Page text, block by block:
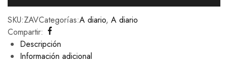
SKU:ZAVCategorías:A diario, A diario
Compartir:
Descripción
Información adicional